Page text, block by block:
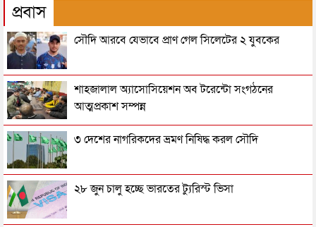
প্রবাস
সৌদি আরবে যেভাবে প্রাণ গেল সিলেটের ২ যুবকের
শাহজালাল অ্যাসোসিয়েশন অব টরেন্টো সংগঠনের
আত্মপ্রকাশ সম্পন্ন
৩ দেশের নাগরিকদের ভ্রমণ নিষিদ্ধ করল সৌদি
২৮ জুন চালু হচ্ছে ভারতের ট্যুরিস্ট ভিসা